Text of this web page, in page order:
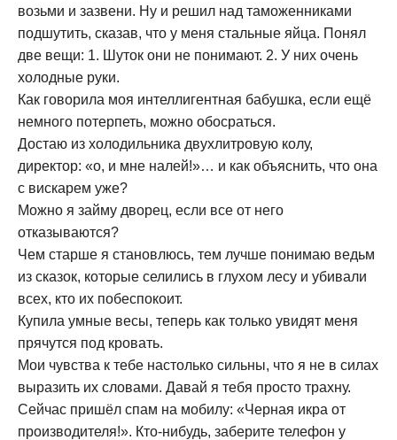
возьми и зазвени. Ну и решил над таможенниками
подшутить, сказав, что у меня стальные яйца. Понял
две вещи: 1. Шуток они не понимают. 2. У них очень
холодные руки.
Как говорила моя интеллигентная бабушка, если ещё
немного потерпеть, можно обосраться.
Достаю из холодильника двухлитровую колу,
директор: «о, и мне налей!»… и как объяснить, что она
с вискарем уже?
Можно я займу дворец, если все от него
отказываются?
Чем старше я становлюсь, тем лучше понимаю ведьм
из сказок, которые селились в глухом лесу и убивали
всех, кто их побеспокоит.
Купила умные весы, теперь как только увидят меня
прячутся под кровать.
Мои чувства к тебе настолько сильны, что я не в силах
выразить их словами. Давай я тебя просто трахну.
Сейчас пришёл спам на мобилу: «Черная икра от
производителя!». Кто-нибудь, заберите телефон у